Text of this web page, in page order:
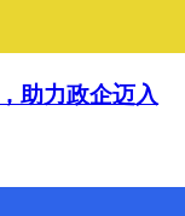
助力政企迈入